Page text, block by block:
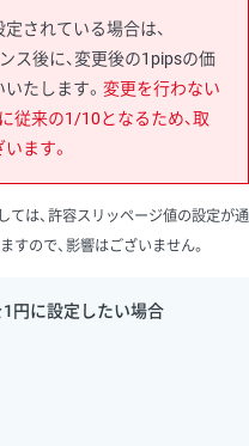
されている場合は、
後に、変更後の1pipsの価
たします。 変更を行わない
従来の1/10となるため、取
ます。
ては、許容スリッページ値の設定が通
すので、影響はございません。
円に設定したい場合